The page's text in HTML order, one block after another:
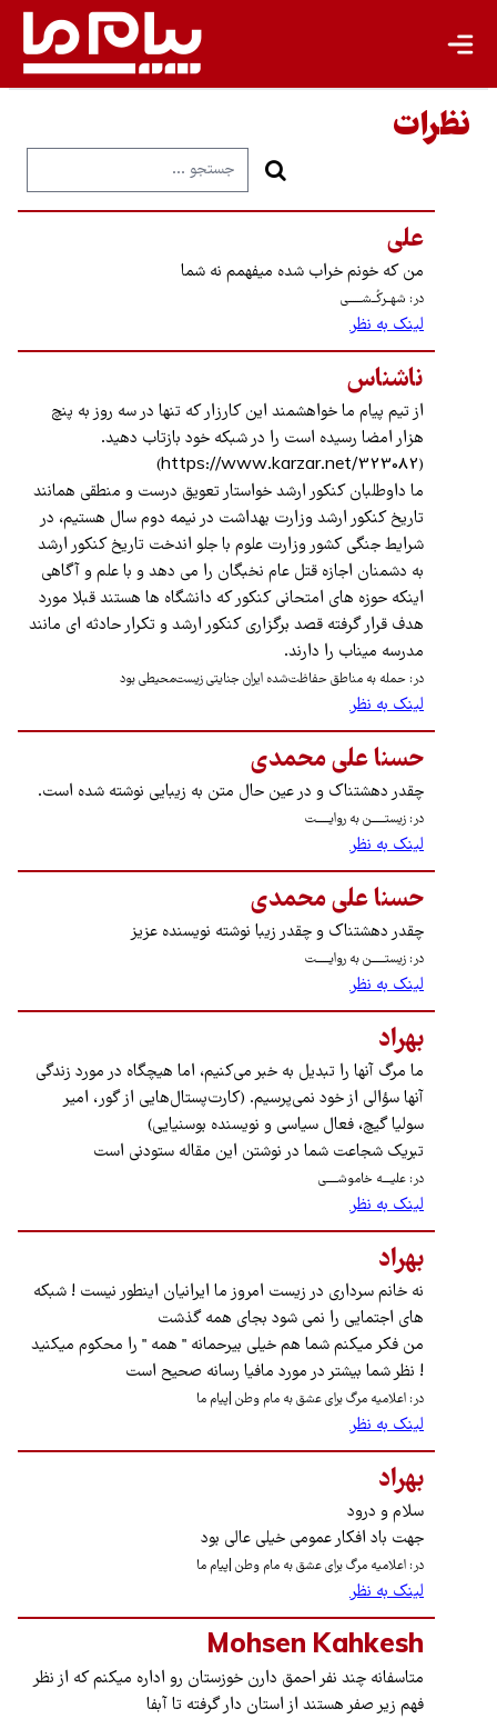
نظرات
علی
من که خونم خراب شده میفهمم نه شما
در: شهــرکُــشــــــی
لینک به نظر
ناشناس
از تیم پیام ما خواهشمند این کارزار که تنها در سه روز به پنچ
هزار امضا رسیده است را در شبکه خود بازتاب دهید.
(https://www.karzar.net/323082)
ما داوطلبان کنکور ارشد خواستار تعویق درست و منطقی همانند
تاریخ کنکور ارشد وزارت بهداشت در نیمه دوم سال هستیم، در
شرایط جنگی کشور وزارت علوم با جلو اندخت تاریخ کنکور ارشد
به دشمنان اجازه قتل عام نخبگان را می دهد و با علم و آگاهی
اینکه حوزه های امتحانی کنکور که دانشگاه ها هستند قبلا مورد
هدف قرار گرفته قصد برگزاری کنکور ارشد و تکرار حادثه ای مانند
مدرسه میناب را دارند.
در: حمله به مناطق حفاظت‌شده ایران جنایتی زیست‌محیطی بود
لینک به نظر
حسنا علی محمدی
چقدر دهشتناک و در عین حال متن به زیبایی نوشته شده است.
در: زیستــــــن به روایــــــت
لینک به نظر
حسنا علی محمدی
چقدر دهشتناک و چقدر زیبا نوشته نویسنده عزیز
در: زیستــــــن به روایــــــت
لینک به نظر
بهراد
ما مرگ آنها را تبدیل به خبر می‌کنیم، اما هیچگاه در مورد زندگی
آنها سؤالی از خود نمی‌پرسیم. (کارت‌پستال‌هایی از گور، امیر
سولیا گیچ، فعال سیاسی و نویسنده بوسنیایی)
تبریک شجاعت شما در نوشتن این مقاله ستودنی است
در: علیــــه خاموشـــــی
لینک به نظر
بهراد
نه خانم سرداری در زیست امروز ما ایرانیان اینطور نیست ! شبکه
های اجتمایی را نمی شود بجای همه گذشت
من فکر میکنم شما هم خیلی بیرحمانه " همه " را محکوم میکنید
! نظر شما بیشتر در مورد مافیا رسانه صحیح است
در: اعلامیه مرگ برای عشق به مام وطن |پیام ما
لینک به نظر
بهراد
سلام و درود
جهت باد افکار عمومی خیلی عالی بود
در: اعلامیه مرگ برای عشق به مام وطن |پیام ما
لینک به نظر
Mohsen Kahkesh
متاسفانه چند نفر احمق دارن خوزستان رو اداره میکنم که از نظر
فهم زیر صفر هستند از استان دار گرفته تا آبفا